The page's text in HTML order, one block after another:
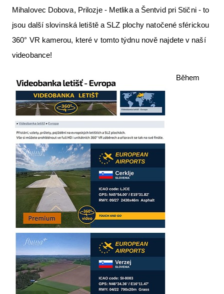
Mihalovec Dobova, Prilozje - Metlika a Šentvid pri Stični - to
jsou další slovinská letiště a SLZ plochy natočené sférickou
360° VR kamerou, které v tomto týdnu nově najdete v naší
videobance!
Během
Série & speciály
Letecká videa
Letecká muzea
VFR Communication app
Nabídky práce v letectví
Inzerujte s námi